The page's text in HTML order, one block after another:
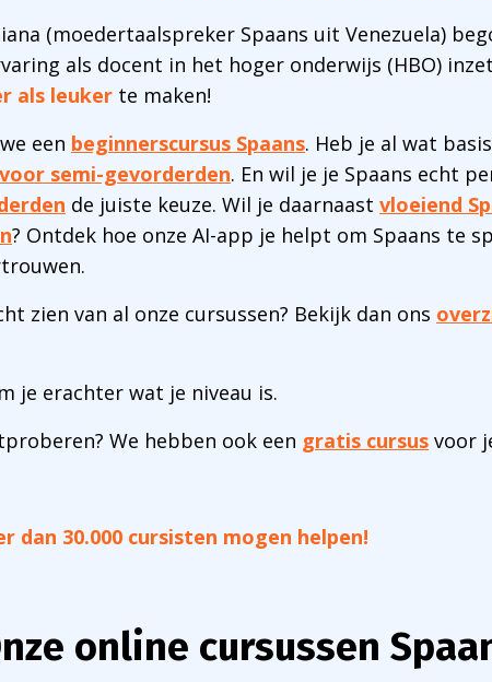
(moedertaalspreker Spaans uit Venezuela)
als docent in het hoger onderwijs (HBO)
als leuker te maken!
een beginnerscursus Spaans. Heb je al wat
semi-gevorderden. En wil je je Spaans echt
de juiste keuze. Wil je daarnaast vloeiend
? Ontdek hoe onze AI-app je helpt om Spaans te
zien van al onze cursussen? Bekijk dan ons
je erachter wat je niveau is.
We hebben ook een gratis cursus voor
dan 30.000 cursisten mogen helpen!
online cursussen